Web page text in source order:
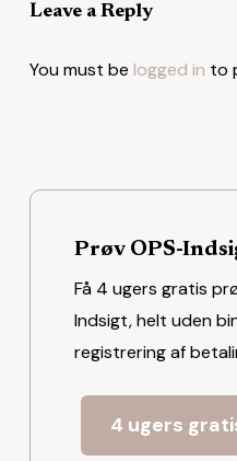
Leave a Reply
You must be logged in to
Prøv OPS-
Få 4 ugers gratis
Indsigt, helt uden
registrering af
4 ugers